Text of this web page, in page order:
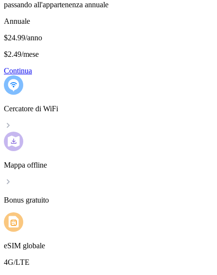
passando all'appartenenza annuale
Annuale
$24.99/anno
$2.49/mese
Continua
Cercatore di WiFi
Mappa offline
Bonus gratuito
eSIM globale
4G/LTE